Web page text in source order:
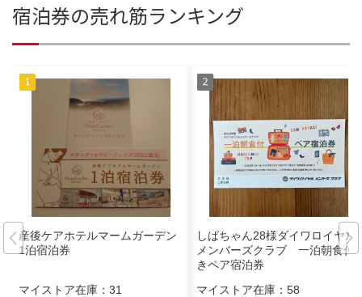
宿泊券の売れ筋ランキング
産後ケアホテルマームガーデン
1泊宿泊券
マイストア在庫： 31
しばちゃん28様ダイワロイヤル
メンバーズクラブ 一泊朝食付
きペア宿泊券
マイストア在庫： 58